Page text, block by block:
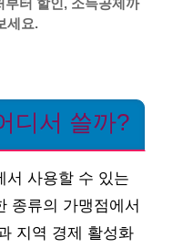
터 할인, 소득공제까
세요.
디서 쓸까?
서 사용할 수 있는
종류의 가맹점에서
지역 경제 활성화